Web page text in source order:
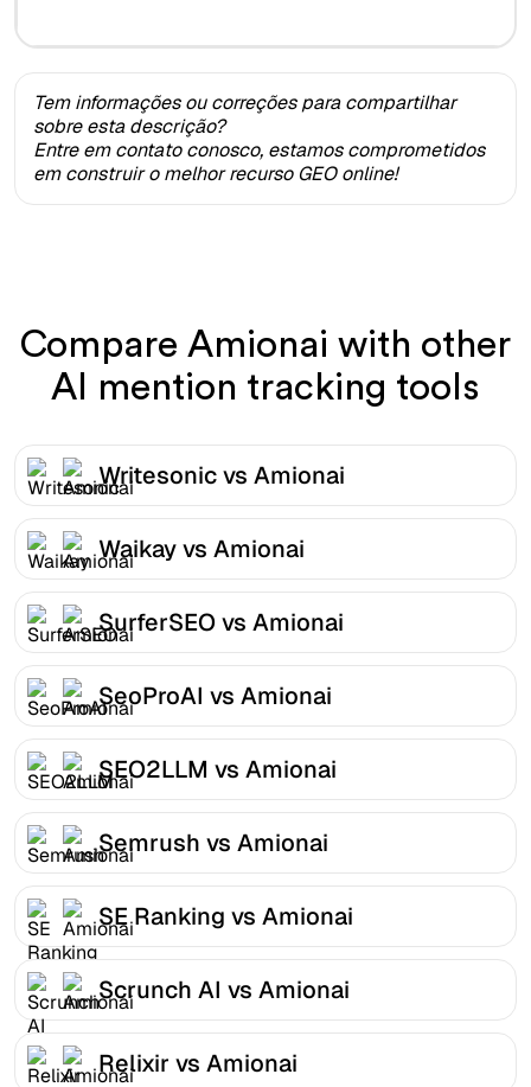
Tem informações ou correções para compartilhar
sobre esta descrição?
Entre em contato conosco, estamos comprometidos
em construir o melhor recurso GEO online!
Compare Amionai with other
AI mention tracking tools
Writesonic vs Amionai
Waikay vs Amionai
SurferSEO vs Amionai
SeoProAI vs Amionai
SEO2LLM vs Amionai
Semrush vs Amionai
SE Ranking vs Amionai
Scrunch AI vs Amionai
Relixir vs Amionai